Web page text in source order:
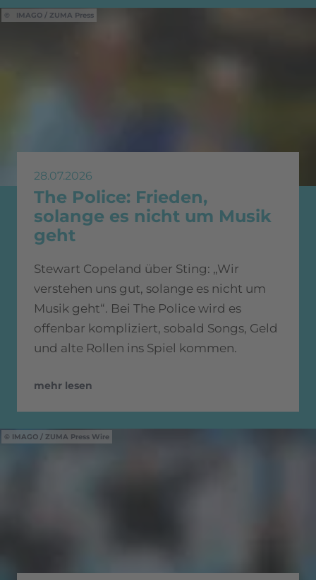
IMAGO / ZUMA Press
28.07.2026
The Police: Frieden,
solange es nicht um Musik
geht
Stewart Copeland über Sting: „Wir
verstehen uns gut, solange es nicht um
Musik geht“. Bei The Police wird es
offenbar kompliziert, sobald Songs, Geld
und alte Rollen ins Spiel kommen.
mehr lesen
IMAGO / ZUMA Press Wire